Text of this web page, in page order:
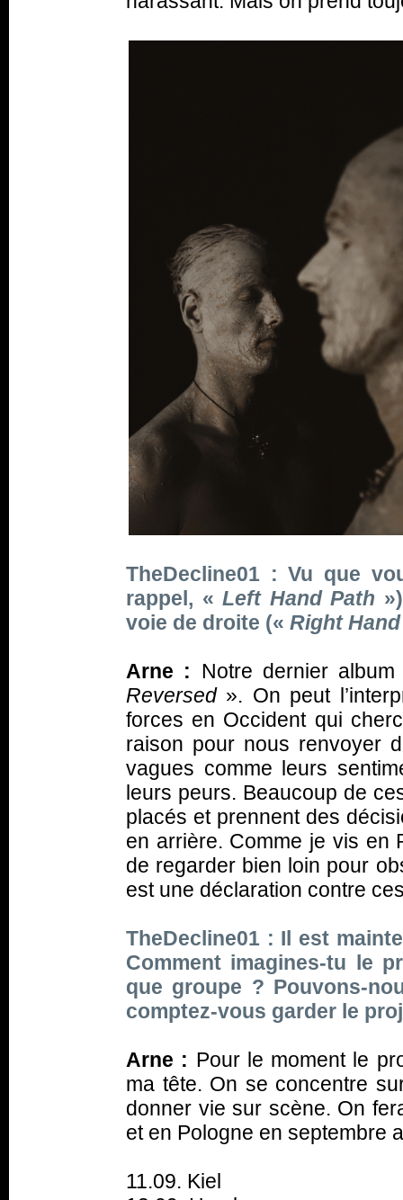
TheDecline01 : Vu que
rappel, «Left Hand Path
voie de droite (« Right
Arne : Notre dernier
Reversed ». On peut
forces en Occident qui
raison pour nous renvoyer
vagues comme leurs
leurs peurs. Beaucoup de
placés et prennent des
en arrière. Comme je vis en
de regarder bien loin pour
est une déclaration contre
TheDecline01 : Il est
Comment imagines-tu le
que groupe ? Pouvons-
comptez-vous garder le
Arne : Pour le moment le
ma tête. On se concentre
donner vie sur scène. On
et en Pologne en septembre
11.09. Kiel